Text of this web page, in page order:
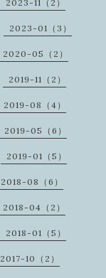
2023-11（2）
2023-01（3）
2020-05（2）
2019-11（2）
2019-08（4）
2019-05（6）
2019-01（5）
2018-08（6）
2018-04（2）
2018-01（5）
2017-10（2）